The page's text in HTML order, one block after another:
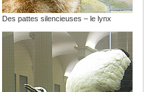
Des pattes silencieuses – le lynx